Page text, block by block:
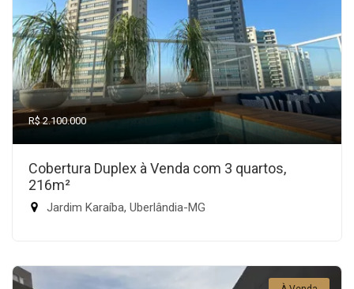
R$ 2.100.000
Cobertura Duplex à Venda com 3 quartos,
216m²
Jardim Karaíba, Uberlândia-MG